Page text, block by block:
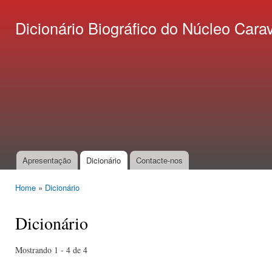
Dicionário Biográfico do Núcleo
Main menu
Apresentação Dicionário Contacte-nos
Home » Dicionário
Dicionário
Mostrando 1 - 4 de 4